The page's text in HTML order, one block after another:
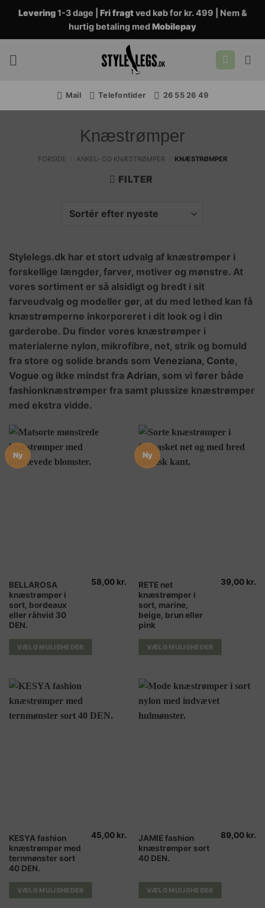
Fortsæt
indhold
Levering1-3 dage | Fri fragtved køb for kr. 499 | Nem &
hurtig betaling medMobilepay
Mail Telefontider 26 55 26 49
Knæstrømper
FORSIDE ANKEL- OG KNÆSTRØMPER KNÆSTRØMPER
FILTER
Stylelegs.dk har et stort udvalg af knæstrømper i
forskellige længder, farver, motiver og mønstre. At
vores sortiment er så alsidigt og bredt i sit
farveudvalg og modeller gør, at du med lethed kan få
knæstrømperne inkorporeret i dit look og i din
garderobe. Du finder vores knæstrømper i
materialerne nylon, mikrofibre, net, strik og bomuld
fra store og solide brands som Veneziana, Conte,
Vogue og ikke mindst fra Adrian, som vi fører både
fashionknæstrømper fra samt plussize knæstrømper
med ekstra vidde.
Ny
BELLAROSA
knæstrømper i
sort, bordeaux
eller råhvid 30
DEN.
58,00 kr.
VÆLG MULIGHEDER
Dette
vare
har
flere
Mulighederne
kan
på
varesiden
Ny
RETE net
knæstrømper i
sort, marine,
beige, brun eller
pink
39,00 kr.
VÆLG MULIGHEDER
Dette
vare
har
flere
Mulighederne
kan
på
varesiden
KESYA fashion
knæstrømper med
ternmønster sort
40 DEN.
45,00 kr.
VÆLG MULIGHEDER
Dette
vare
har
flere
varianter.
Mulighederne
JAMIE fashion
knæstrømper sort
40 DEN.
89,00 kr.
VÆLG MULIGHEDER
Dette
vare
har
varianter.
Mulighederne